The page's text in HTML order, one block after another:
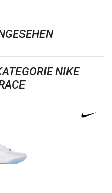
NIKE